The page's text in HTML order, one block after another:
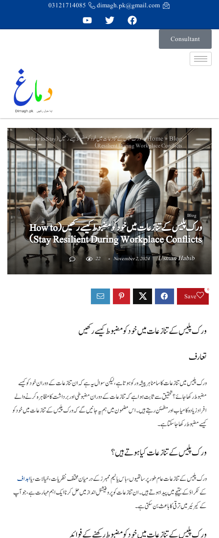
dimagh.pk@gmail.com
03121714085
Consultant
Home» Blog
» ورک پلیس کے تنازعات میں خود کو مضبوط کیسے رکھیں (How to Stay
Resilient During Workplace Conflicts)
Blog
ورک پلیس کے تنازعات میں خود کو مضبوط کیسے رکھیں (How to
Stay Resilient During Workplace Conflicts)
Usman Habib
November 2, 2024
22
Save
0
ورک پلیس کے تنازعات میں خود کو مضبوط کیسے رکھیں
تعارف
ورک پلیس میں تنازعات کا سامنا ہر پیشہ ور کو ہوتا ہے، لیکن سوال یہ ہے کہ ان تنازعات کے دوران خود کو کیسے
مضبوط رکھا جائے؟ تحقیق سے ثابت ہوا ہے کہ تنازعات کے دوران مضبوطی اور برداشت کا مظاہرہ کرنے والے
افراد زیادہ کامیاب اور مطمئن رہتے ہیں۔ اس مضمون میں ہم یہ جانیں گے کہ ورک پلیس کے تنازعات میں خود کو
کیسے مضبوط رکھا جا سکتا ہے۔
ورک پلیس کے تنازعات کیا ہوتے ہیں؟
ورک پلیس کے تنازعات عام طور پر ساتھیوں، باس یا ٹیم ممبرز کے درمیان مختلف نظریات، خیالات، یااہداف
کے ٹکراؤ کے نتیجے میں پیدا ہوتے ہیں۔ ان تنازعات کو پروفیشنل انداز میں حل کرنا ایک اہم مہارت ہے، جو آپ
کے کیرئیر میں ترقی کا باعث بن سکتی ہے۔
ورک پلیس کے تنازعات میں خود کو مضبوط رکھنے کے فوائد